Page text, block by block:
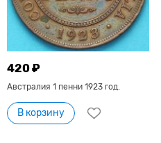
420 ₽
Австралия 1 пенни 1923 год.
В корзину